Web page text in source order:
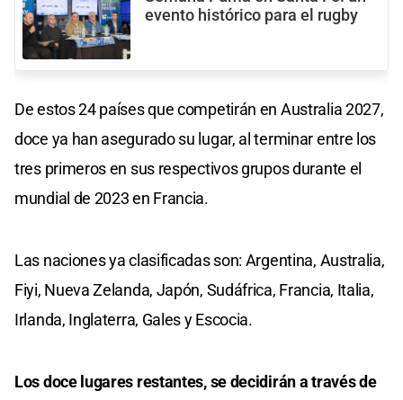
evento histórico para el rugby
De estos 24 países que competirán en Australia 2027,
doce ya han asegurado su lugar, al terminar entre los
tres primeros en sus respectivos grupos durante el
mundial de 2023 en Francia.
Las naciones ya clasificadas son: Argentina, Australia,
Fiyi, Nueva Zelanda, Japón, Sudáfrica, Francia, Italia,
Irlanda, Inglaterra, Gales y Escocia.
Los doce lugares restantes, se decidirán a través de